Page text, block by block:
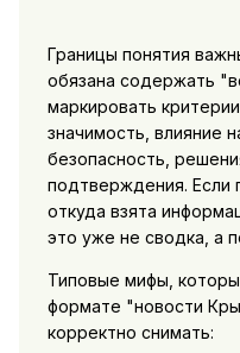
Границы понятия
обязана содержать
маркировать
значимость, влияние
безопасность,
подтверждения. Если
откуда взята
это уже не сводка, а
Типовые мифы,
формате "новости
корректно снимать: